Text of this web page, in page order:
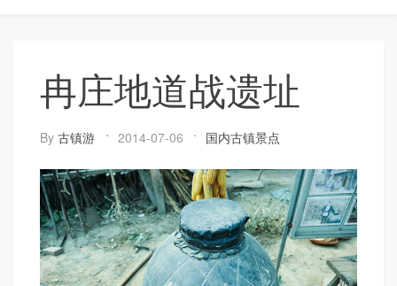
冉庄地道战遗址
By 古镇游 2014-07-06 国内古镇景点